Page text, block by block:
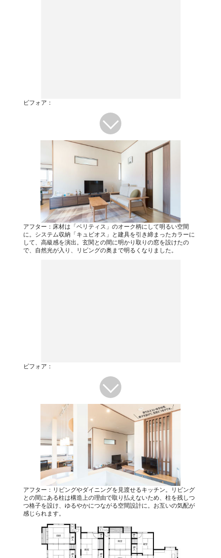
ビフォア：
アフター：床材は「ベリティス」のオーク柄にして明るい空間
に。システム収納「キュビオス」と建具を引き締まったカラーに
して、高級感を演出。玄関との間に明かり取りの窓を設けたの
で、自然光が入り、リビングの奥まで明るくなりました。
ビフォア：
アフター：リビングやダイニングを見渡せるキッチン。リビング
との間にある柱は構造上の理由で取り払えないため、柱を残しつ
つ格子を設け、ゆるやかにつながる空間設計に。お互いの気配が
感じられます。